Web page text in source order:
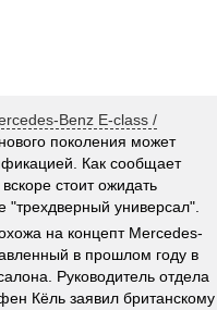
Benz E-class /
нового поколения может
Как сообщает
стоит ожидать
"трехдверный универсал".
на концепт Mercedes-
в прошлом году в
Руководитель отдела
Кёль заявил британскому